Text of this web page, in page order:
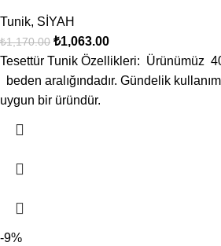
Tunik, SİYAH
₺1,170.00 ₺1,063.00
Tesettür Tunik Özellikleri: Ürünümüz
beden aralığındadır. Gündelik
uygun bir üründür.
-9%